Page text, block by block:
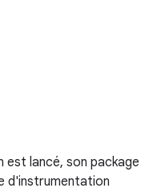
lancé, son package
d'instrumentation